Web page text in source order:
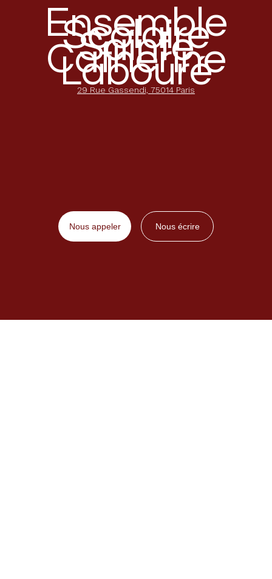
Ensemble
Scolaire
Sainte
Catherine
Labouré
29 Rue Gassendi, 75014 Paris
Nous appeler Nous écrire